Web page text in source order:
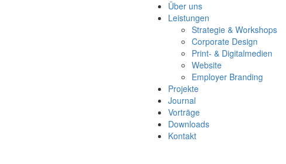
Über uns
Leistungen
Strategie & Workshops
Corporate Design
Print- & Digitalmedien
Website
Employer Branding
Projekte
Journal
Vorträge
Downloads
Kontakt